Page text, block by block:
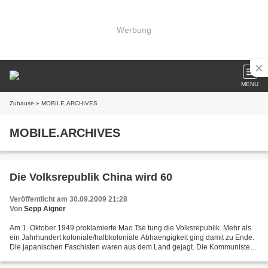
Werbung
MENU
Zuhause » MOBILE.ARCHIVES
MOBILE.ARCHIVES
Die Volksrepublik China wird 60
Veröffentlicht am 30.09.2009 21:28
Von Sepp Aigner
Am 1. Oktober 1949 proklamierte Mao Tse tung die Volksrepublik. Mehr als
ein Jahrhundert koloniale/halbkoloniale Abhaengigkeit ging damit zu Ende.
Die japanischen Faschisten waren aus dem Land gejagt. Die Kommunisten